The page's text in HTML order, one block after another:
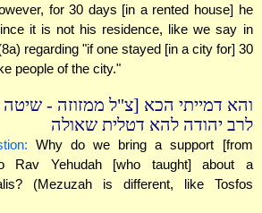
for 30 days [in a rented house] he
it is not his residence, like we say in
regarding "if one stayed [in a city for] 30
people of the city."
והא דמייתי הכא [צ"ל ממזוזה - שיטה
לרב יהודה להא דטלית שאולה
Why do we bring a support [from
Rav Yehudah [who taught] about a
(Mezuzah is different, like Tosfos